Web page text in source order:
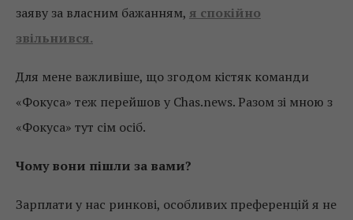
заяву за власним бажанням, я спокійно
звільнився.
Для мене важливіше, що згодом кістяк команди
«Фокуса» теж перейшов у Chas.news. Разом зі мною з
«Фокуса» тут сім осіб.
Чому вони пішли за вами?
Зарплати у нас ринкові, особливих преференцій я не